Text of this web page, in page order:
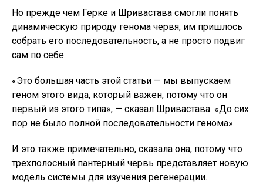
Но прежде чем Герке и Шривастава смогли понять
динамическую природу генома червя, им пришлось
собрать его последовательность, а не просто подвиг
сам по себе.
«Это большая часть этой статьи — мы выпускаем
геном этого вида, который важен, потому что он
первый из этого типа», — сказал Шривастава. «До сих
пор не было полной последовательности генома».
И это также примечательно, сказала она, потому что
трехполосный пантерный червь представляет новую
модель системы для изучения регенерации.